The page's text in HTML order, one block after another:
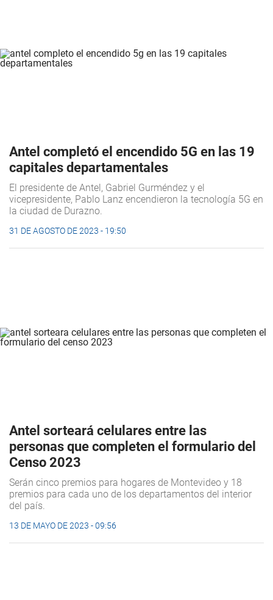
Antel completó el encendido 5G en las 19
capitales departamentales
El presidente de Antel, Gabriel Gurméndez y el
vicepresidente, Pablo Lanz encendieron la tecnología 5G en
la ciudad de Durazno.
31 DE AGOSTO DE 2023 - 19:50
Antel sorteará celulares entre las
personas que completen el formulario del
Censo 2023
Serán cinco premios para hogares de Montevideo y 18
premios para cada uno de los departamentos del interior
del país.
13 DE MAYO DE 2023 - 09:56